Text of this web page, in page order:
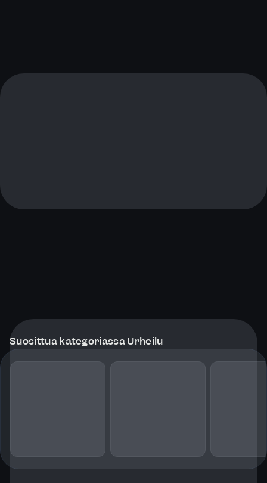
Suosittua kategoriassa Urheilu